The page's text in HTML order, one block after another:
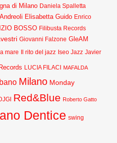
di Milano Daniela Spalletta
Elisabetta Guido Enrico
BOSSO Filibusta Records
Giovanni Falzone GleAM
mare Il rito del jazz Iseo Jazz Javier
LUCIA FILACI MAFALDA
Milano Monday
Red&Blue Roberto Gatto
Dentice swing